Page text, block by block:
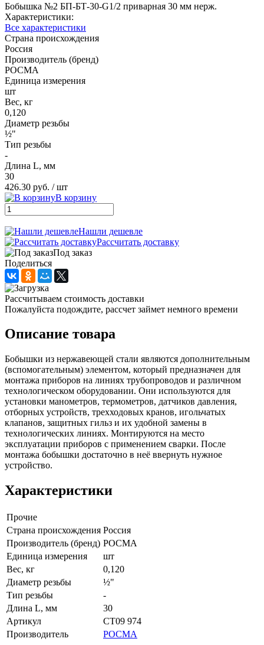
Бобышка №2 БП-БТ-30-G1/2 приварная 30 мм нерж.
Характеристики:
Все характеристики
Страна происхождения
Россия
Производитель (бренд)
РОСМА
Единица измерения
шт
Вес, кг
0,120
Диаметр резьбы
½"
Тип резьбы
-
Длина L, мм
30
426.30 руб. / шт
В корзину
Нашли дешевле
Рассчитать доставку
Под заказ
Поделиться
Рассчитываем стоимость доставки
Пожалуйста подождите, рассчет займет немного времени
Описание товара
Бобышки из нержавеющей стали являются дополнительным
(вспомогательным) элементом, который предназначен для
монтажа приборов на линиях трубопроводов и различном
технологическом оборудовании. Они используются для
установки манометров, термометров, датчиков давления,
отборных устройств, трехходовых кранов, игольчатых
клапанов, защитных гильз и их удобной замены в
технологических линиях. Монтируются на место
эксплуатации приборов с применением сварки. После
монтажа бобышки достаточно в неё ввернуть нужное
устройство.
Характеристики
Прочие
Страна происхождения Россия
Производитель (бренд) РОСМА
Единица измерения
шт
Вес, кг
0,120
Диаметр резьбы
½"
Тип резьбы
-
Длина L, мм
30
Артикул
СТ09 974
Производитель
РОСМА